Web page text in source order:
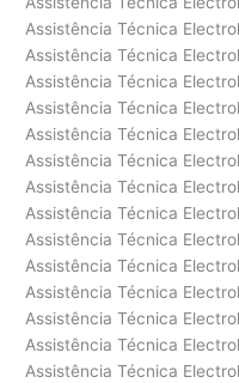
Assistência Técnica
Assistência Técnica
Assistência Técnica
Assistência Técnica
Assistência Técnica
Assistência Técnica
Assistência Técnica
Assistência Técnica
Assistência Técnica
Assistência Técnica
Assistência Técnica
Assistência Técnica
Assistência Técnica
Assistência Técnica